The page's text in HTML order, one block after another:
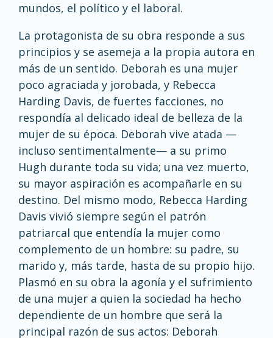
mundos, el político y el laboral.
La protagonista de su obra responde a sus
principios y se asemeja a la propia autora en
más de un sentido. Deborah es una mujer
poco agraciada y jorobada, y Rebecca
Harding Davis, de fuertes facciones, no
respondía al delicado ideal de belleza de la
mujer de su época. Deborah vive atada —
incluso sentimentalmente— a su primo
Hugh durante toda su vida; una vez muerto,
su mayor aspiración es acompañarle en su
destino. Del mismo modo, Rebecca Harding
Davis vivió siempre según el patrón
patriarcal que entendía la mujer como
complemento de un hombre: su padre, su
marido y, más tarde, hasta de su propio hijo.
Plasmó en su obra la agonía y el sufrimiento
de una mujer a quien la sociedad ha hecho
dependiente de un hombre que será la
principal razón de sus actos: Deborah